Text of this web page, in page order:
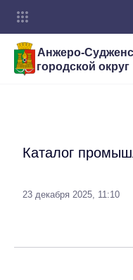
Анжеро-
городской округ
Каталог
23 декабря 2025, 11:10